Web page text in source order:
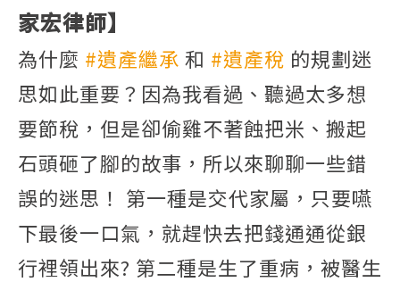
家宏律師】
為什麼 #遺產繼承 和 #遺產稅 的規劃迷
思如此重要？因為我看過、聽過太多想
要節稅，但是卻偷雞不著蝕把米、搬起
石頭砸了腳的故事，所以來聊聊一些錯
誤的迷思！ 第一種是交代家屬，只要嚥
下最後一口氣，就趕快去把錢通通從銀
行裡領出來? 第二種是生了重病，被醫生